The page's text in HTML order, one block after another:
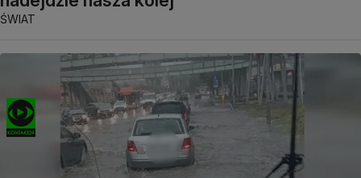
ŚWIAT